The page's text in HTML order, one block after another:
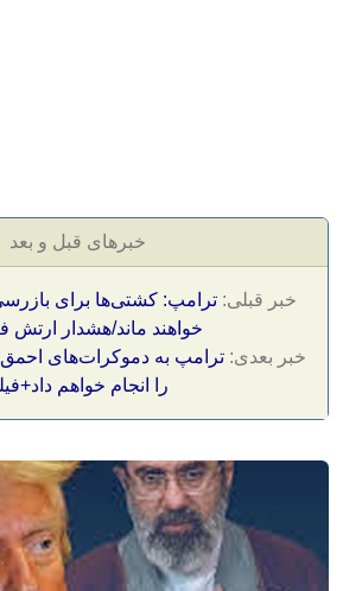
خبرهای قبل و بعد
خبر قبلی: ترامپ: کشتی‌ها برای
خواهند ماند/هشدار ارتش
خبر بعدی: ترامپ به دموکرات‌های
را انجام خواهم